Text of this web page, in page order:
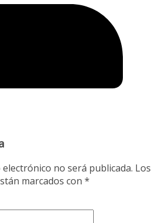
no será publicada. Los
marcados con *